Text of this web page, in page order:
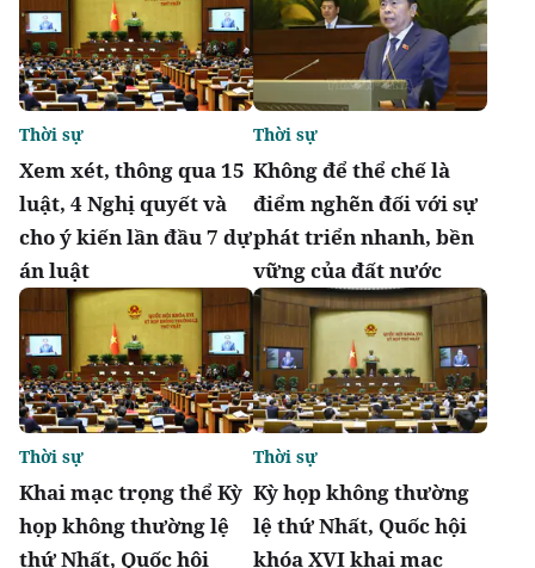
Xem xét, thông qua 15
luật, 4 Nghị quyết và
cho ý kiến lần đầu 7 dự
án luật
Thời sự
Không để thể chế là
điểm nghẽn đối với sự
phát triển nhanh, bền
vững của đất nước
Thời sự
Khai mạc trọng thể Kỳ
họp không thường lệ
thứ Nhất, Quốc hội
Thời sự
Kỳ họp không thường
lệ thứ Nhất, Quốc hội
khóa XVI khai mạc
Thời sự